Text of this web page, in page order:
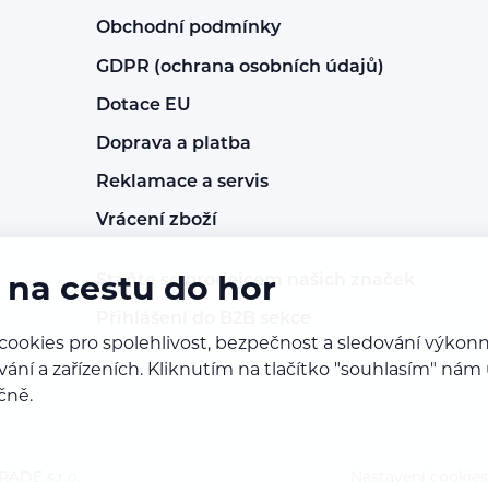
Obchodní podmínky
GDPR (ochrana osobních údajů)
Dotace EU
Doprava a platba
Reklamace a servis
Vrácení zboží
Staňte se prodejcem našich značek
na cestu do hor
pro spolehlivost, bezpečnost a sledování
a zařízeních. Kliknutím na tlačítko "souhlasím"